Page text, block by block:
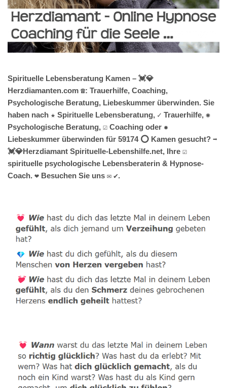
Spirituelle Lebensberatung Kamen – 💓️💎
Herzdiamanten.com ☎️: Trauerhilfe, Coaching,
Psychologische Beratung, Liebeskummer überwinden. Sie
haben nach ★ Spirituelle Lebensberatung, ✓ Trauerhilfe, ✺
Psychologische Beratung, ☑️ Coaching oder ✹
Liebeskummer überwinden für 59174 ⭕ Kamen gesucht? ➡️
💓️💎Herzdiamant Spirituelle-Lebenshilfe.net, Ihre ☑️
spirituelle psychologische Lebensberaterin & Hypnose-
Coach. ❤ Besuchen Sie uns ✉ ✔.